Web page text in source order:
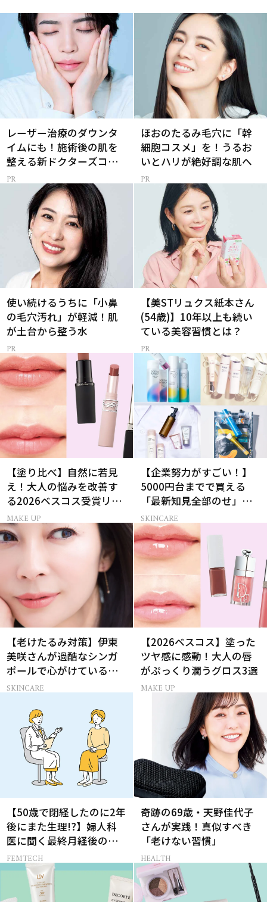
レーザー治療のダウンタ
イムにも！施術後の肌を
整える新ドクターズコス
メ
ほおのたるみ毛穴に「幹
細胞コスメ」を！うるお
いとハリが絶好調な肌へ
使い続けるうちに「小鼻
の毛穴汚れ」が軽減！肌
が土台から整う水
【美STリュクス紙本さん
(54歳)】10年以上も続い
ている美容習慣とは？
【塗り比べ】自然に若見
え！大人の悩みを改善す
る2026ベスコス受賞リッ
プTOP3
MAKE UP
【企業努力がすごい！】
5000円台までで買える
「最新知見全部のせ」ス
キンケア名品34選
SKINCARE
【老けたるみ対策】伊東
美咲さんが過酷なシンガ
ポールで心がけているこ
と
SKINCARE
【2026ベスコス】塗った
ツヤ感に感動！大人の唇
がぷっくり潤うグロス3選
MAKE UP
【50歳で閉経したのに2年
後にまた生理!?】婦人科
医に聞く最終月経後の出
血の対処法
FEMTECH
奇跡の69歳・天野佳代子
さんが実践！真似すべき
「老けない習慣」
HEALTH